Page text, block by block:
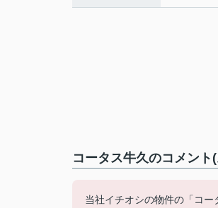
コータス牛久のコメント
当社イチオシの物件の「コ